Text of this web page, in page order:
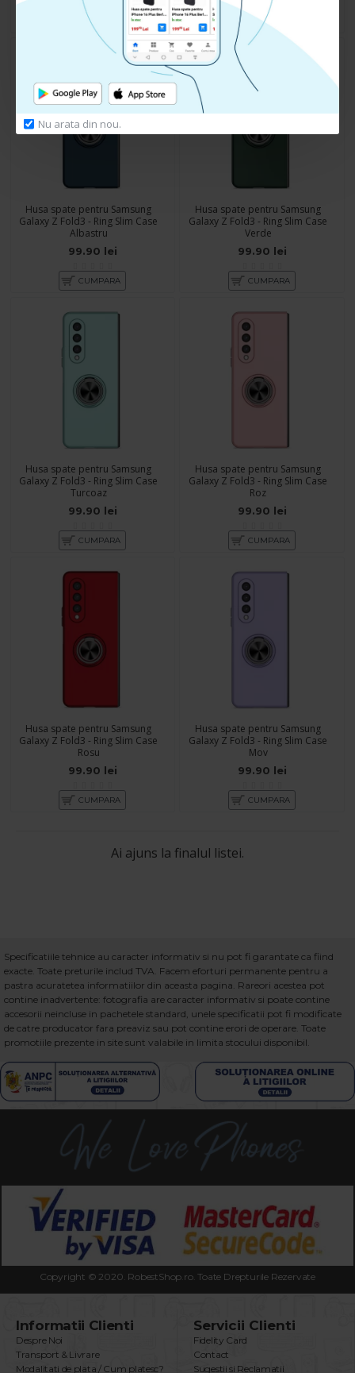
Nu arata din nou.
CUMPARA CUMPARA
Husa spate pentru Samsung
Galaxy Z Fold3 - Ring Slim Case
Albastru
99.90 lei
CUMPARA
Husa spate pentru Samsung
Galaxy Z Fold3 - Ring Slim Case
Verde
99.90 lei
CUMPARA
Husa spate pentru Samsung
Galaxy Z Fold3 - Ring Slim Case
Turcoaz
99.90 lei
CUMPARA
Husa spate pentru Samsung
Galaxy Z Fold3 - Ring Slim Case
Roz
99.90 lei
CUMPARA
Husa spate pentru Samsung
Galaxy Z Fold3 - Ring Slim Case
Rosu
99.90 lei
CUMPARA
Husa spate pentru Samsung
Galaxy Z Fold3 - Ring Slim Case
Mov
99.90 lei
CUMPARA
Ai ajuns la finalul listei.
Specificatiile tehnice au caracter informativ si nu pot fi garantate ca fiind
exacte. Toate preturile includ TVA. Facem eforturi permanente pentru a
pastra acuratetea informatiilor din aceasta pagina. Rareori acestea pot
contine inadvertente: fotografia are caracter informativ si poate contine
accesorii neincluse in pachetele standard, unele specificatii pot fi modificate
de catre producator fara preaviz sau pot contine erori de operare. Toate
promotiile prezente in site sunt valabile in limita stocului disponibil.
Copyright © 2020. RobestShop.ro. Toate Drepturile Rezervate
Informatii Clienti
Despre Noi
Transport & Livrare
Modalitati de plata / Cum platesc?
Servicii Clienti
Fidelity Card
Contact
Sugestii si Reclamatii